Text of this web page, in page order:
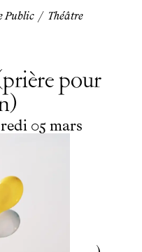
Public / Théâtre
pour
05 mars
mars